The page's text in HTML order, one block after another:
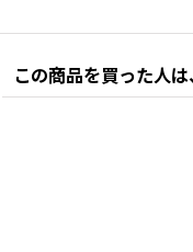
この商品を買った人